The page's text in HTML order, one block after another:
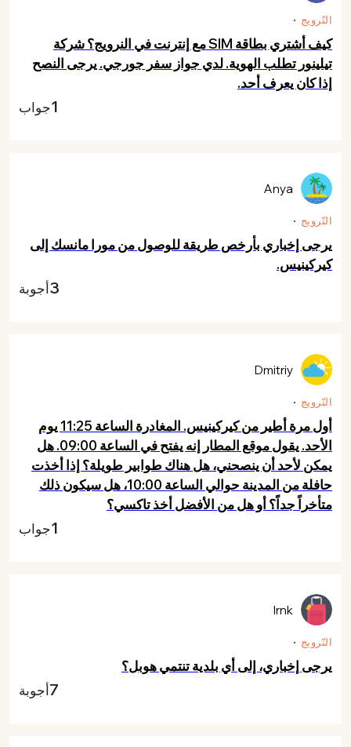
النّرويج
كيف أشتري بطاقة SIM مع إنترنت في النرويج؟ شركة
تيلينور تطلب الهوية. لدي جواز سفر جورجي. يرجى النصح
إذا كان يعرف أحد.
1جواب
النّرويج
يرجى إخباري بأرخص طريقة للوصول من مورا مانسك إلى
كيركينيس.
Anya
3أجوبة
النّرويج
أول مرة أطير من كيركينيس. المغادرة الساعة 11:25 يوم
الأحد. يقول موقع المطار إنه يفتح في الساعة 09:00. هل
يمكن لأحد أن ينصحني، هل هناك طوابير طويلة؟ إذا أخذت
حافلة من المدينة حوالي الساعة 10:00، هل سيكون ذلك
متأخراً جداً؟ أو هل من الأفضل أخذ تاكسي؟
Dmitriy
1جواب
النّرويج
يرجى إخباري، إلى أي بلدية تنتمي هوبل؟
Irnk
7أجوبة